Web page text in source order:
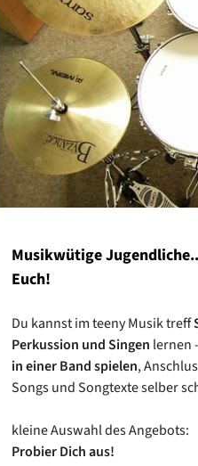
Musikwütige
Euch!
Du kannst im teeny Musik treff
Perkussion und Singen lernen -
in einer Band spielen,
Songs und Songtexte selber
kleine Auswahl des Angebots:
Probier Dich aus!